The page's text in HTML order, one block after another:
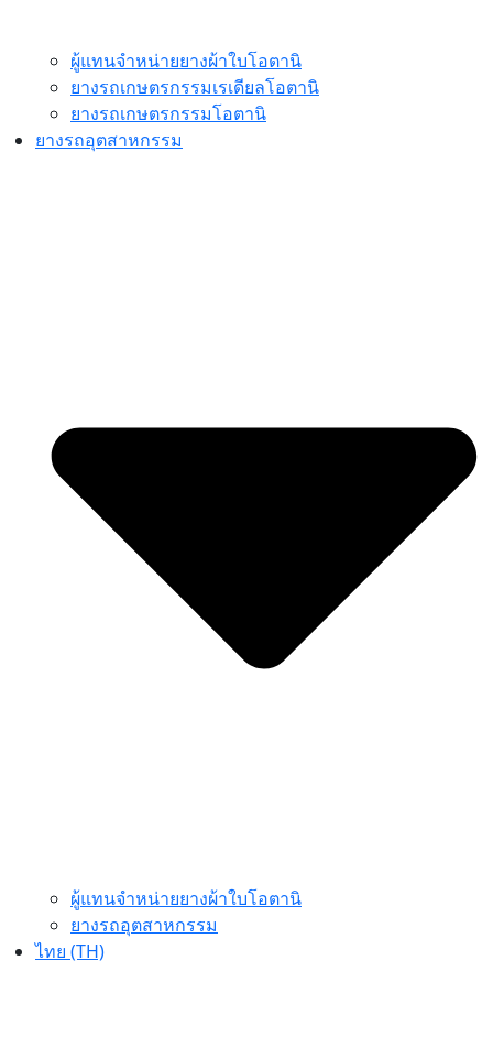
ผู้แทนจำหน่ายยางผ้าใบโอตานิ
ยางรถเกษตรกรรมเรเดียลโอตานิ
ยางรถเกษตรกรรมโอตานิ
ยางรถอุตสาหกรรม
ผู้แทนจำหน่ายยางผ้าใบโอตานิ
ยางรถอุตสาหกรรม
ไทย (TH)